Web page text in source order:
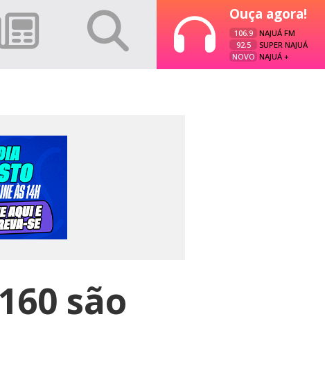
Ouça agora!
106.9
NAJUÁ FM
92.5
SUPER NAJUÁ
NOVO NAJUÁ +
são